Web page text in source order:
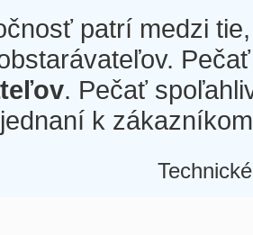
patrí medzi
. Pečať
k